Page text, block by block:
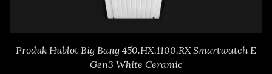
Produk Hublot Big Bang 450.HX.1100.RX Smartwatch E
Gen3 White Ceramic